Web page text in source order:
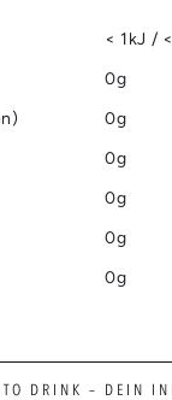
< 1kJ /
0g
0g
0g
0g
0g
0g
DRINK – DEIN